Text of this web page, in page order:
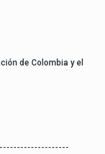
de Colombia y el